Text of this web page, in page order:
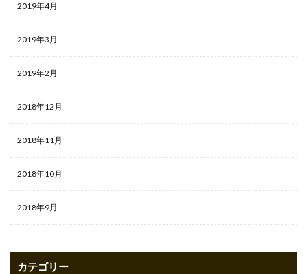
2019年4月
2019年3月
2019年2月
2018年12月
2018年11月
2018年10月
2018年9月
カテゴリー